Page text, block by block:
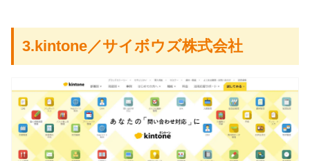
3.kintone／サイボウズ株式会社